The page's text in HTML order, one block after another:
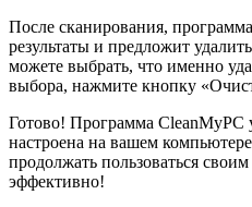
После сканирования,
результаты и предложит
можете выбрать, что именно
выбора, нажмите кнопку
Готово! Программа CleanMyPC
настроена на вашем
продолжать пользоваться
эффективно!